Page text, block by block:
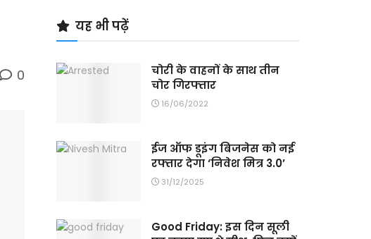
0
यह भी पढ़ें
चोरी के वाहनों के साथ तीन
चोर गिरफ्तार
16/06/2022
ईज ऑफ डूइंग बिजनेस को नई
रफ्तार देगा ‘निवेश मित्र 3.0’
31/12/2025
Good Friday: इस दिन सूली